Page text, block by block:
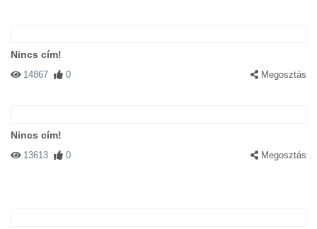
Nincs cím!
14867 0 Megosztás
Nincs cím!
13613 0 Megosztás